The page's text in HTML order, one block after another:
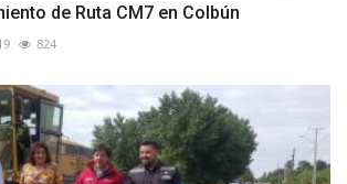
de Ruta CM7 en Colbún
824